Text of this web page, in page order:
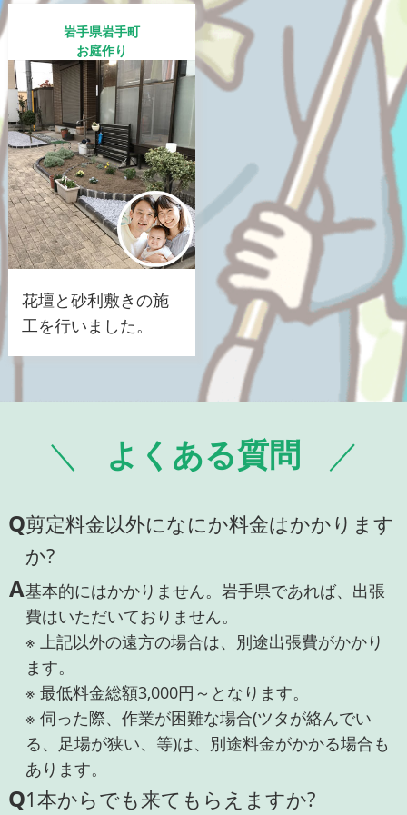
岩手県岩手町
お庭作り
花壇と砂利敷きの施
工を行いました。
よくある質問
Q剪定料金以外になにか料金はかかります
か?
A基本的にはかかりません。岩手県であれば、出張
費はいただいておりません。
※ 上記以外の遠方の場合は、別途出張費がかかり
ます。
※ 最低料金総額3,000円～となります。
※ 伺った際、作業が困難な場合(ツタが絡んでい
る、足場が狭い、等)は、別途料金がかかる場合も
あります。
Q1本からでも来てもらえますか?